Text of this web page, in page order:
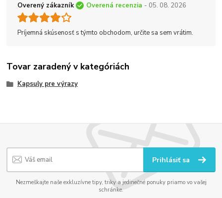
Overený zákazník Overená recenzia - 05. 08. 2026
Príjemná skúsenosť s týmto obchodom, určite sa sem vrátim.
Tovar zaradený v kategóriách
Kapsuly pre výrazy
Prihlásiť sa
Nezmeškajte naše exkluzívne tipy, triky a jedinečné ponuky priamo vo vašej
schránke.